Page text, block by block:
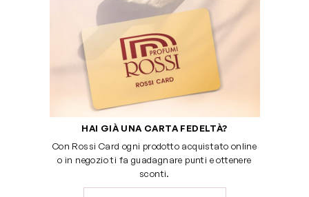
HAI GIÀ UNA CARTA FEDELTÀ?
Con Rossi Card ogni prodotto acquistato online
o in negozio ti fa guadagnare punti e ottenere
sconti.